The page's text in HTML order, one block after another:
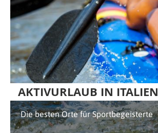
AKTIVURLAUB IN ITALIEN
Die besten Orte für Sportbegeisterte